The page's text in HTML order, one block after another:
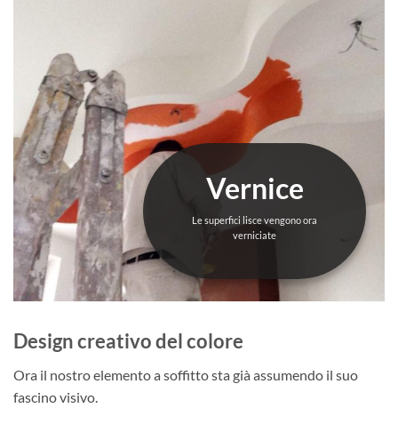
Vernice
Le superfici lisce vengono ora
verniciate
Design creativo del colore
Ora il nostro elemento a soffitto sta già assumendo il suo
fascino visivo.